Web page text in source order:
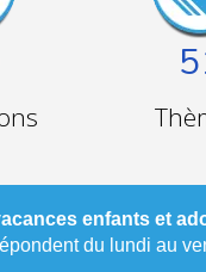
enfants et
du lundi au